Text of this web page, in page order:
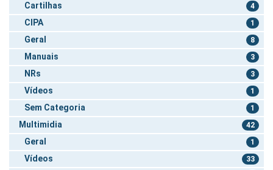
Cartilhas 4
CIPA 1
Geral 8
Manuais 3
NRs 3
Vídeos 1
Sem Categoria 1
Multimidia 42
Geral 1
Vídeos 33